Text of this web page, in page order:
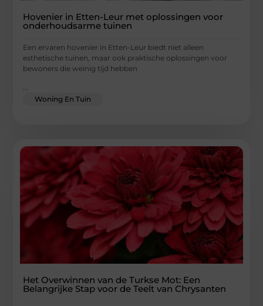
Hovenier in Etten-Leur met oplossingen voor
onderhoudsarme tuinen
Een ervaren hovenier in Etten-Leur biedt niet alleen
esthetische tuinen, maar ook praktische oplossingen voor
bewoners die weinig tijd hebben
...
Woning En Tuin
Het Overwinnen van de Turkse Mot: Een
Belangrijke Stap voor de Teelt van Chrysanten